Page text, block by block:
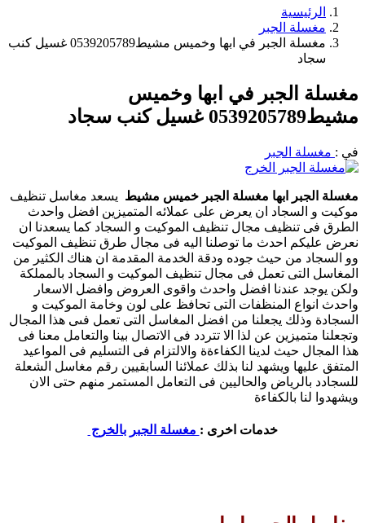
الرئيسية
مغسلة الجبر
مغسلة الجبر في ابها وخميس مشيط0539205789 غسيل كنب
سجاد
مغسلة الجبر في ابها وخميس
مشيط0539205789 غسيل كنب سجاد
في : مغسلة الجبر
مغسلة الجبر ابها مغسلة الجبر خميس مشيط يسعد مغاسل تنظيف
موكيت و السجاد ان يعرض على عملائه المتميزين افضل واحدث
الطرق فى تنظيف مجال تنظيف الموكيت و السجاد كما يسعدنا ان
نعرض عليكم احدث ما توصلنا اليه فى مجال طرق تنظيف الموكيت
وو السجاد من حيث جوده ودقة الخدمة المقدمة ان هناك الكثير من
المغاسل التى تعمل فى مجال تنظيف الموكيت و السجاد بالمملكة
ولكن يوجد عندنا افضل واحدث واقوى العروض وافضل الاسعار
واحدث انواع المنظفات التى تحافظ على لون وخامة الموكيت و
السجادة وذلك يجعلنا من افضل المغاسل التى تعمل فىى هذا المجال
وتجعلنا متميزين عن لذا الا تتردد فى الاتصال بينا والتعامل معنا فى
هذا المجال حيث لدينا الكفاءةة والالتزام فى التسليم فى المواعيد
المتفق عليها ويشهد لنا بذلك عملائنا السابقيين رقم مغاسل الشعلة
للسجادد بالرياض والحاليين فى التعامل المستمر منهم حتى الان
ويشهدوا لنا بالكفاءة
خدمات اخرى : مغسلة الجبر بالخرج